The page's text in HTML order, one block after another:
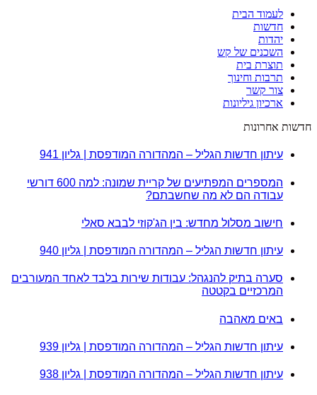
לעמוד הבית
חדשות
יהדות
השכנים של קש
תוצרת בית
תרבות וחינוך
צור קשר
ארכיון גיליונות
חדשות אחרונות
עיתון חדשות הגליל – המהדורה המודפסת | גליון 941
המספרים המפתיעים של קריית שמונה: למה 600 דורשי
עבודה הם לא מה שחשבתם?
חישוב מסלול מחדש: בין הג'קוזי לבבא סאלי
עיתון חדשות הגליל – המהדורה המודפסת | גליון 940
סערה בתיק להנגהל: עבודות שירות בלבד לאחד המעורבים
המרכזיים בקטטה
באים מאהבה
עיתון חדשות הגליל – המהדורה המודפסת | גליון 939
עיתון חדשות הגליל – המהדורה המודפסת | גליון 938